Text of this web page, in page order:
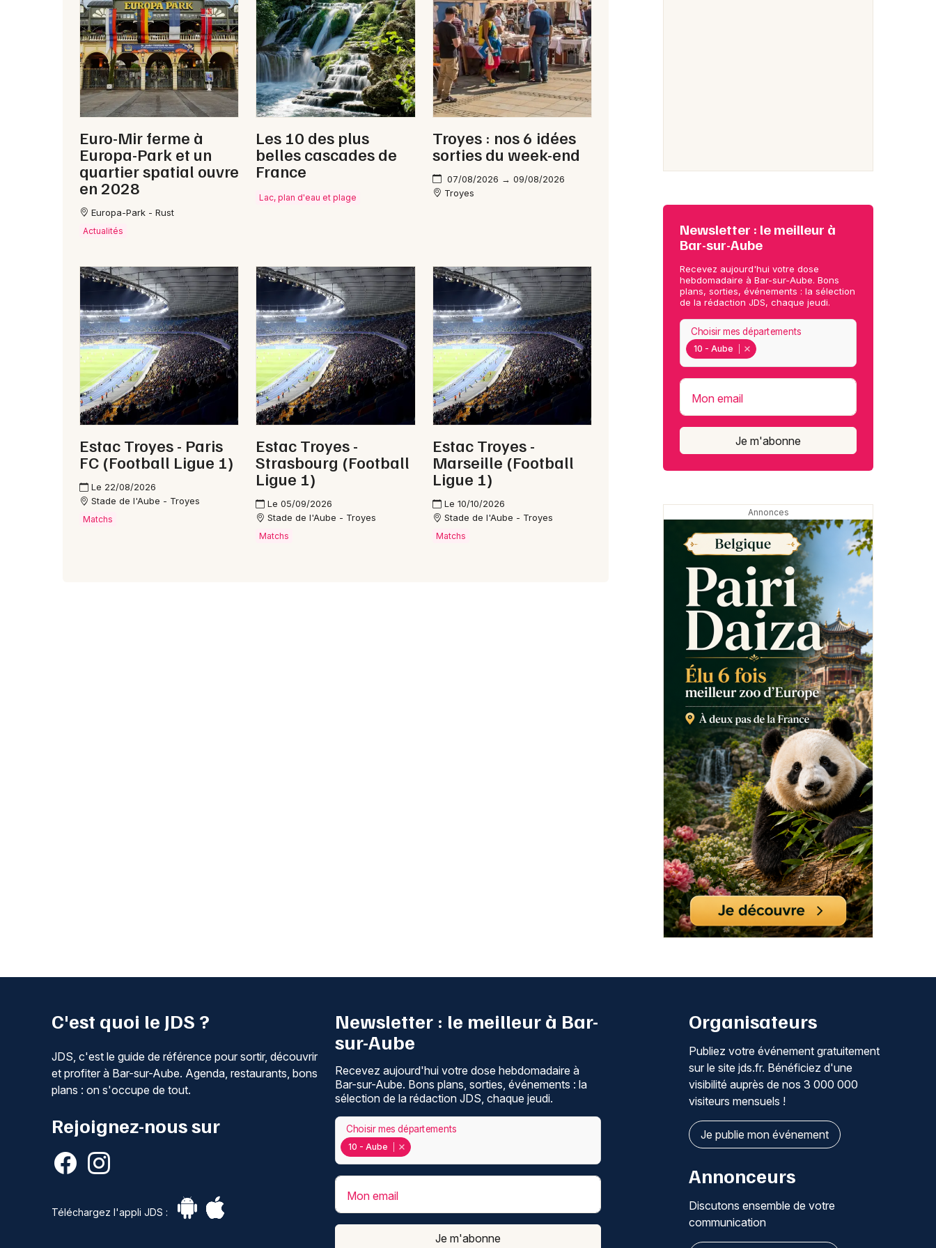
Newsletter des sorties
Artistes en tournée
Actus à Bar-sur-Aube
Magazine à Bar-sur-Aube
10 - Aube
Choisir mes départements
Mon email
Je m'abonne
Euro-Mir ferme à
Europa-Park et un
quartier spatial ouvre
en 2028
Europa-Park - Rust
Actualités
Les 10 des plus
belles cascades de
France
Lac, plan d'eau et plage
Troyes : nos 6 idées
sorties du week-end
07/08/2026 → 09/08/2026
Troyes
Estac Troyes - Paris
FC (Football Ligue 1)
Le 22/08/2026
Stade de l'Aube - Troyes
Matchs
Estac Troyes -
Strasbourg (Football
Ligue 1)
Le 05/09/2026
Stade de l'Aube - Troyes
Matchs
Estac Troyes -
Marseille (Football
Ligue 1)
Le 10/10/2026
Stade de l'Aube - Troyes
Matchs
Newsletter : le meilleur à
Bar-sur-Aube
Recevez aujourd'hui votre dose
hebdomadaire à Bar-sur-Aube. Bons
plans, sorties, événements : la sélection
de la rédaction JDS, chaque jeudi.
10 - Aube
Choisir mes départements
Mon email
Je m'abonne
C'est quoi le JDS ?
JDS, c'est le guide de référence pour sortir, découvrir
et profiter à Bar-sur-Aube. Agenda, restaurants, bons
plans : on s'occupe de tout.
Rejoignez-nous sur
Téléchargez l'appli JDS :
Newsletter : le meilleur à Bar-
sur-Aube
Recevez aujourd'hui votre dose hebdomadaire à
Bar-sur-Aube. Bons plans, sorties, événements : la
sélection de la rédaction JDS, chaque jeudi.
10 - Aube
Choisir mes départements
Mon email
Je m'abonne
Organisateurs
Publiez votre événement gratuitement
sur le site jds.fr. Bénéficiez d'une
visibilité auprès de nos 3 000 000
visiteurs mensuels !
Je publie mon événement
Annonceurs
Discutons ensemble de votre
communication